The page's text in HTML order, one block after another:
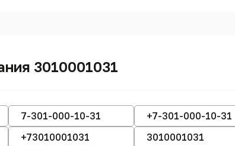
3010001031
7-301-000-10-31 +7-301-000-10-31
+73010001031 3010001031